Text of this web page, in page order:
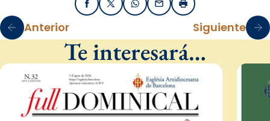
FacebookX / TwitterWhatsApp
EmailImprimir
Anterior Siguiente
Te interesará…